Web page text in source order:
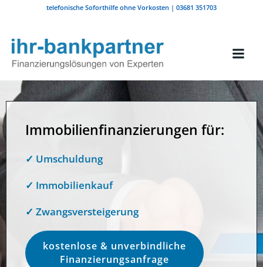
Zum
telefonische Soforthilfe ohne Vorkosten | 03681 351703
Immobilienfinanzierungen für:
✓ Umschuldung
✓ Immobilienkauf
✓ Zwangsversteigerung
kostenlose & unverbindliche
Finanzierungsanfrage